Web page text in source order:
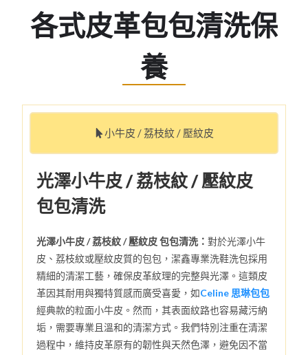
各式皮革包包清洗保
養
小牛皮 / 荔枝紋 / 壓紋皮
光澤小牛皮 / 荔枝紋 / 壓紋皮
包包清洗
光澤小牛皮 / 荔枝紋 / 壓紋皮 包包清洗：對於光澤小牛
皮、荔枝紋或壓紋皮質的包包，潔鑫專業洗鞋洗包採用
精細的清潔工藝，確保皮革紋理的完整與光澤。這類皮
革因其耐用與獨特質感而廣受喜愛，如Celine 思琳包包
經典款的粒面小牛皮。然而，其表面紋路也容易藏污納
垢，需要專業且溫和的清潔方式。我們特別注重在清潔
過程中，維持皮革原有的韌性與天然色澤，避免因不當